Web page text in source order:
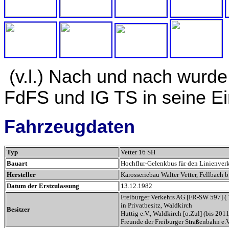
(v.l.) Nach und nach
FdFS und IG TS in seine
Fahrzeugdaten
Typ
Vetter 16 SH
Bauart
Hochflur-Gelenkbus für den
Hersteller
Karosseriebau Walter Vetter, Fellbach
Datum der Erstzulassung
13.12.1982
Besitzer
Freiburger Verkehrs AG [FR-SW 597]
in Privatbesitz, Waldkirch
Huttig e.V., Waldkirch [o.Zul] (bis
Freunde der Freiburger Straßenbahn